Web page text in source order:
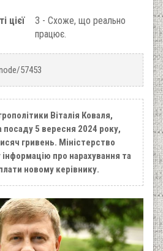
цієї
3 - Схоже, що реально
працює.
57453
Віталія Коваля,
посаду 5 вересня 2024 року,
гривень. Міністерство
про нарахування та
новому керівнику.